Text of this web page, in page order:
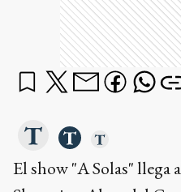
El show "A Solas" llega